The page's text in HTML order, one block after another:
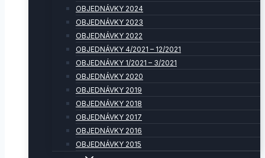
OBJEDNÁVKY 2024
OBJEDNÁVKY 2023
OBJEDNÁVKY 2022
OBJEDNÁVKY 4/2021 – 12/2021
OBJEDNÁVKY 1/2021 – 3/2021
OBJEDNÁVKY 2020
OBJEDNÁVKY 2019
OBJEDNÁVKY 2018
OBJEDNÁVKY 2017
OBJEDNÁVKY 2016
OBJEDNÁVKY 2015